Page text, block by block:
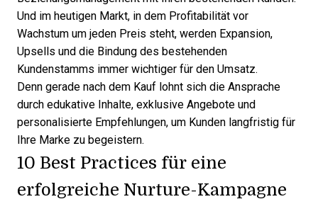
Und im heutigen Markt, in dem Profitabilität vor
Wachstum um jeden Preis steht, werden Expansion,
Upsells und die Bindung des bestehenden
Kundenstamms immer wichtiger für den Umsatz.
Denn gerade nach dem Kauf lohnt sich die Ansprache
durch edukative Inhalte, exklusive Angebote und
personalisierte Empfehlungen, um Kunden langfristig für
Ihre Marke zu begeistern.
10 Best Practices für eine
erfolgreiche Nurture-Kampagne